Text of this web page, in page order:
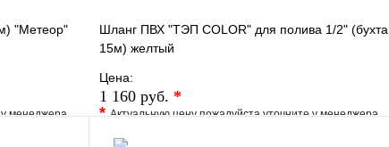
"Метеор"
у менеджера
Шланг ПВХ "ТЭП COLOR" для полива 1/2" (бухта
15м) желтый
Цена:
1 160 руб. *
*Актуальную цену пожалуйста уточните у менеджера
В избранное